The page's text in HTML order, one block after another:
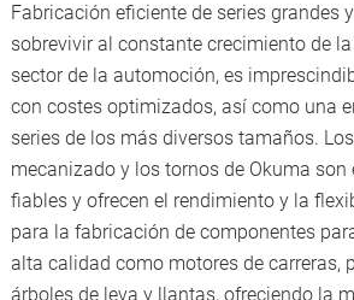
Fabricación eficiente de series grandes
sobrevivir al constante crecimiento de
sector de la automoción, es
con costes optimizados, así como una
series de los más diversos tamaños.
mecanizado y los tornos de Okuma son
fiables y ofrecen el rendimiento y la
para la fabricación de componentes
alta calidad como motores de carreras,
árboles de leva y llantas, ofreciendo la